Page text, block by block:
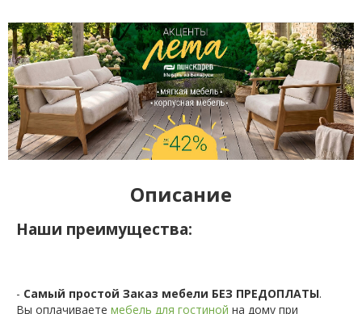
Описание
Наши преимущества:
- Самый простой Заказ мебели БЕЗ ПРЕДОПЛАТЫ.
Вы оплачиваете мебель для гостиной на дому при